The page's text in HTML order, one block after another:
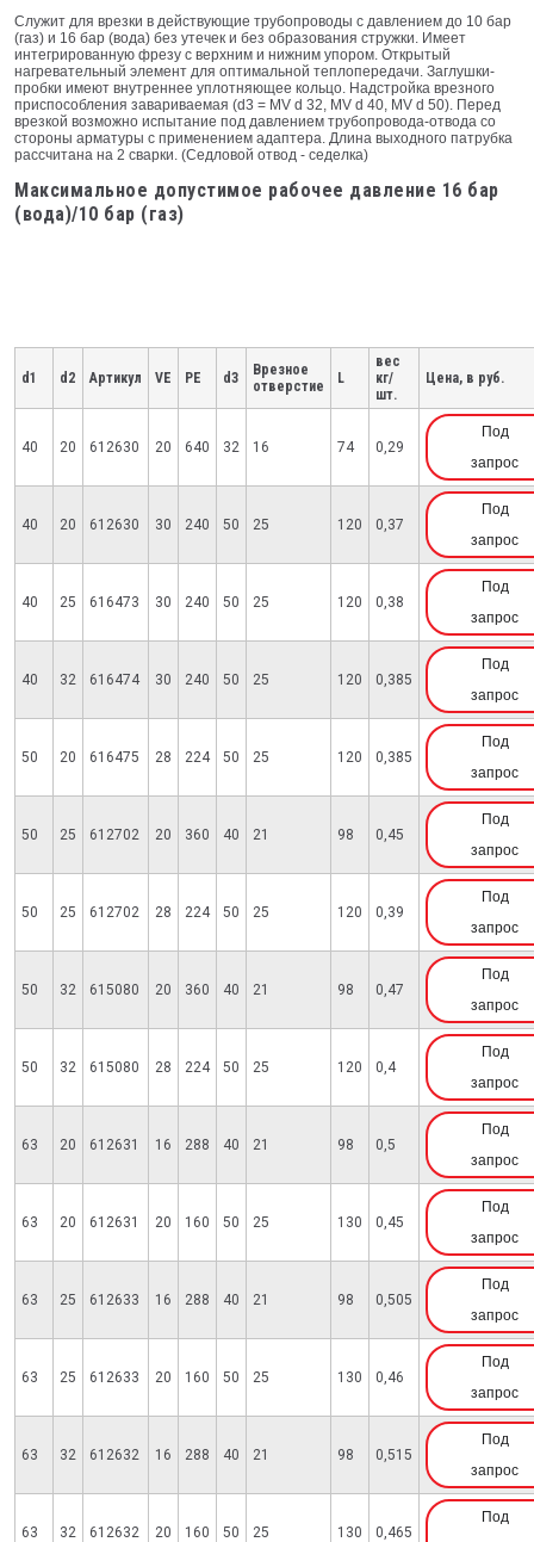
Служит для врезки в действующие трубопроводы с давлением до 10 бар
(газ) и 16 бар (вода) без утечек и без образования стружки. Имеет
интегрированную фрезу с верхним и нижним упором. Открытый
нагревательный элемент для оптимальной теплопередачи. Заглушки-
пробки имеют внутреннее уплотняющее кольцо. Надстройка врезного
приспособления завариваемая (d3 = MV d 32, MV d 40, MV d 50). Перед
врезкой возможно испытание под давлением трубопровода-отвода со
стороны арматуры с применением адаптера. Длина выходного патрубка
рассчитана на 2 сварки. (Седловой отвод - седелка)
Максимальное допустимое рабочее давление 16 бар
(вода)/10 бар (газ)
d1 d2 Артикул VE PE d3
Врезное
отверстие
L
вес
кг/
шт.
Цена, в руб.
40 20 612630 20 640 32 16 74 0,29
Под
запрос
40 20 612630 30 240 50 25 120 0,37
Под
запрос
40 25 616473 30 240 50 25 120 0,38
Под
запрос
40 32 616474 30 240 50 25 120 0,385
Под
запрос
50 20 616475 28 224 50 25 120 0,385
Под
запрос
50 25 612702 20 360 40 21 98 0,45
Под
запрос
50 25 612702 28 224 50 25 120 0,39
Под
запрос
50 32 615080 20 360 40 21 98 0,47
Под
запрос
50 32 615080 28 224 50 25 120 0,4
Под
запрос
63 20 612631 16 288 40 21 98 0,5
Под
запрос
63 20 612631 20 160 50 25 130 0,45
Под
запрос
63 25 612633 16 288 40 21 98 0,505
Под
запрос
63 25 612633 20 160 50 25 130 0,46
Под
запрос
63 32 612632 16 288 40 21 98 0,515
Под
запрос
63 32 612632 20 160 50 25 130 0,465
Под